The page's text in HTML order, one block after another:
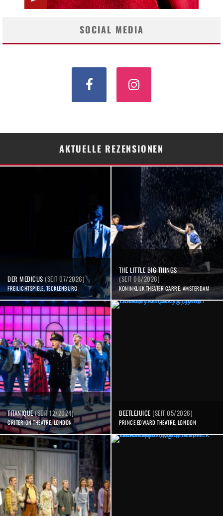
SOCIAL MEDIA
AKTUELLE REZENSIONEN
DER MEDICUS (SEIT 07/2026)
FREILICHTSPIELE, TECKLENBURG
THE LITTLE BIG THINGS
(SEIT 06/2026)
KONINKLIJK THEATER CARRÉ, AMSTERDAM
TITANIQUE(SEIT 12/2024)
CRITERION THEATRE, LONDON
BEETLEJUICE (SEIT 05/2026)
PRINCE EDWARD THEATRE, LONDON